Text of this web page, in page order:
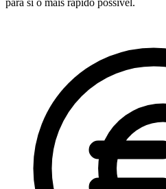
para si o mais rápido possível.